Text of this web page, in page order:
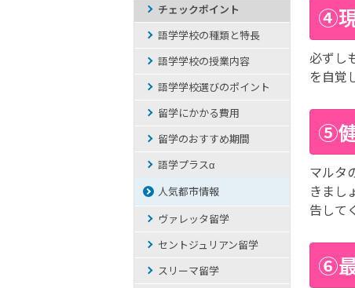
④
必ずし
を自覚
⑤
マルタ
きまし
告して
⑥
チェックポイント
語学学校の種類と特長
語学学校の授業内容
語学学校選びのポイント
留学にかかる費用
留学のおすすめ期間
語学プラスα
人気都市情報
ヴァレッタ留学
セントジュリアン留学
スリーマ留学